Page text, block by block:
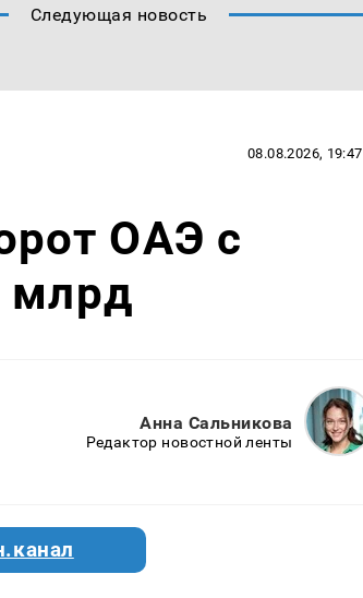
Следующая новость
08.08.2026, 19:47
ОАЭ с
млрд
Анна Сальникова
Редактор новостной ленты